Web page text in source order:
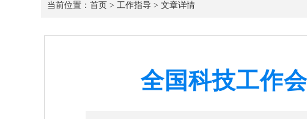
当前位置： 首页 > 工作指导 > 文章详情
全国科技工作